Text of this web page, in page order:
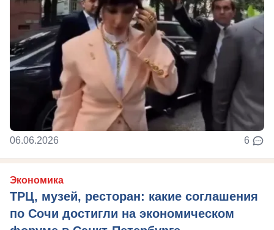
06.06.2026 6
Экономика
ТРЦ, музей, ресторан: какие соглашения
по Сочи достигли на экономическом